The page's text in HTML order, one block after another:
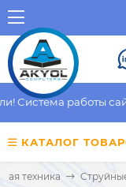
Система работы
КАТАЛОГ
техника